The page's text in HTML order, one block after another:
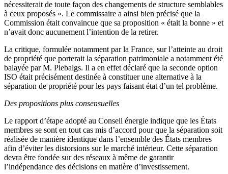
nécessiterait de toute façon des changements de structure semblables
à ceux proposés ». Le commissaire a ainsi bien précisé que la
Commission était convaincue que sa proposition « était la bonne » et
n’avait donc aucunement l’intention de la retirer.
La critique, formulée notamment par la France, sur l’atteinte au droit
de propriété que porterait la séparation patrimoniale a notamment été
balayée par M. Piebalgs. Il a en effet déclaré que la seconde option
ISO était précisément destinée à constituer une alternative à la
séparation de propriété pour les pays faisant état d’un tel problème.
Des propositions plus consensuelles
Le rapport d’étape adopté au Conseil énergie indique que les États
membres se sont en tout cas mis d’accord pour que la séparation soit
réalisée de manière identique dans l’ensemble des États membres
afin d’éviter les distorsions sur le marché intérieur. Cette séparation
devra être fondée sur des réseaux à même de garantir
l’indépendance des décisions en matière d’investissement.